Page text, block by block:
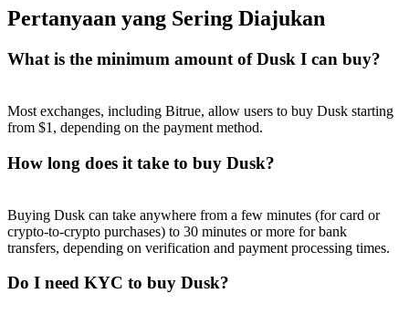
Pertanyaan yang Sering Diajukan
What is the minimum amount of Dusk I can buy?
Most exchanges, including Bitrue, allow users to buy Dusk starting
from $1, depending on the payment method.
How long does it take to buy Dusk?
Buying Dusk can take anywhere from a few minutes (for card or
crypto-to-crypto purchases) to 30 minutes or more for bank
transfers, depending on verification and payment processing times.
Do I need KYC to buy Dusk?